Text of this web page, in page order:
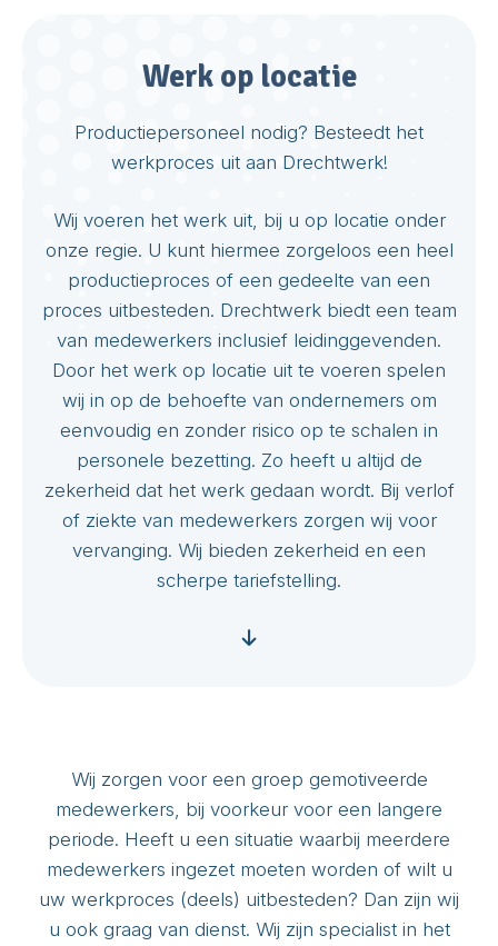
Werk op locatie
Productiepersoneel nodig? Besteedt het
werkproces uit aan Drechtwerk!
Wij voeren het werk uit, bij u op locatie onder
onze regie. U kunt hiermee zorgeloos een heel
productieproces of een gedeelte van een
proces uitbesteden. Drechtwerk biedt een team
van medewerkers inclusief leidinggevenden.
Door het werk op locatie uit te voeren spelen
wij in op de behoefte van ondernemers om
eenvoudig en zonder risico op te schalen in
personele bezetting. Zo heeft u altijd de
zekerheid dat het werk gedaan wordt. Bij verlof
of ziekte van medewerkers zorgen wij voor
vervanging. Wij bieden zekerheid en een
scherpe tariefstelling.
Wij zorgen voor een groep gemotiveerde
medewerkers, bij voorkeur voor een langere
periode. Heeft u een situatie waarbij meerdere
medewerkers ingezet moeten worden of wilt u
uw werkproces (deels) uitbesteden? Dan zijn wij
u ook graag van dienst. Wij zijn specialist in het